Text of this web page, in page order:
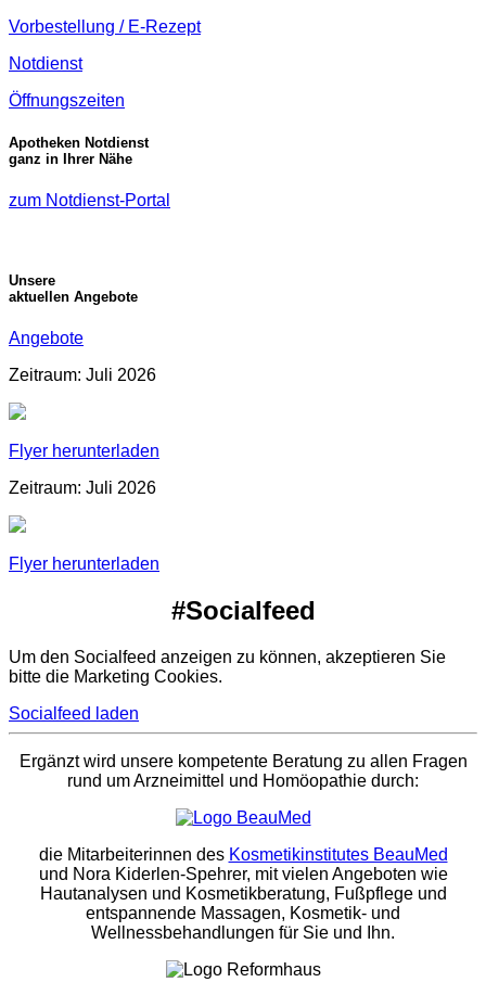
Vorbestellung / E-Rezept
Notdienst
Öffnungszeiten
Apotheken Notdienst
ganz in Ihrer Nähe
zum Notdienst-Portal
Unsere
aktuellen Angebote
Angebote
Zeitraum: Juli 2026
Flyer herunterladen
Zeitraum: Juli 2026
Flyer herunterladen
#Socialfeed
Um den Socialfeed anzeigen zu können, akzeptieren Sie
bitte die Marketing Cookies.
Socialfeed laden
Ergänzt wird unsere kompetente Beratung zu allen Fragen
rund um Arzneimittel und Homöopathie durch:
die Mitarbeiterinnen des Kosmetikinstitutes BeauMed
und Nora Kiderlen-Spehrer, mit vielen Angeboten wie
Hautanalysen und Kosmetikberatung, Fußpflege und
entspannende Massagen, Kosmetik- und
Wellnessbehandlungen für Sie und Ihn.